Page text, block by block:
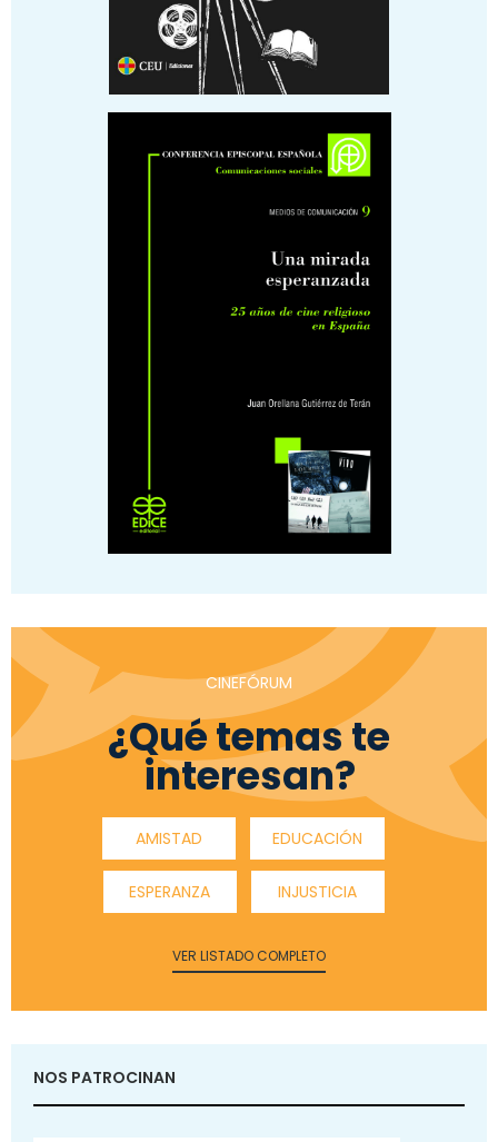
CINEFÓRUM
¿Qué temas te
interesan?
AMISTAD EDUCACIÓN
ESPERANZA INJUSTICIA
VER LISTADO COMPLETO
NOS PATROCINAN